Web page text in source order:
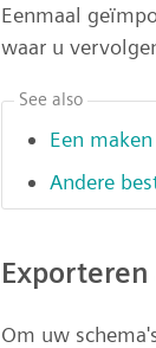
Eenmaal
waar u
Een maken
Andere
See also
Exporteren
Om uw